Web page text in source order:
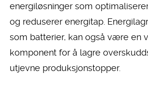
energiløsninger som
og reduserer energitap.
som batterier, kan også være en
komponent for å lagre
utjevne produksjonstopper.